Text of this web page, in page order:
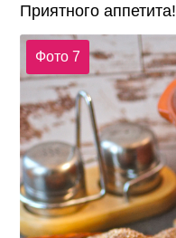
Приятного аппетита!
Фото 7